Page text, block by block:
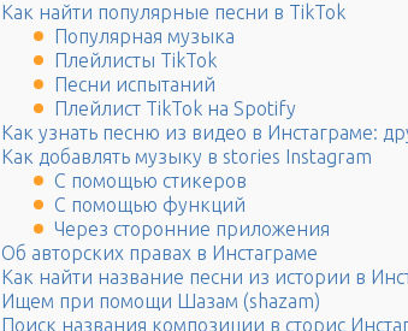
Как найти популярные песни в TikTok
Популярная музыка
Плейлисты TikTok
Песни испытаний
Плейлист TikTok на Spotify
Как узнать песню из видео в Инстаграме:
Как добавлять музыку в stories Instagram
С помощью стикеров
С помощью функций
Через сторонние приложения
Об авторских правах в Инстаграме
Как найти название песни из истории в
Ищем при помощи Шазам (shazam)
Поиск названия композиции в сторис